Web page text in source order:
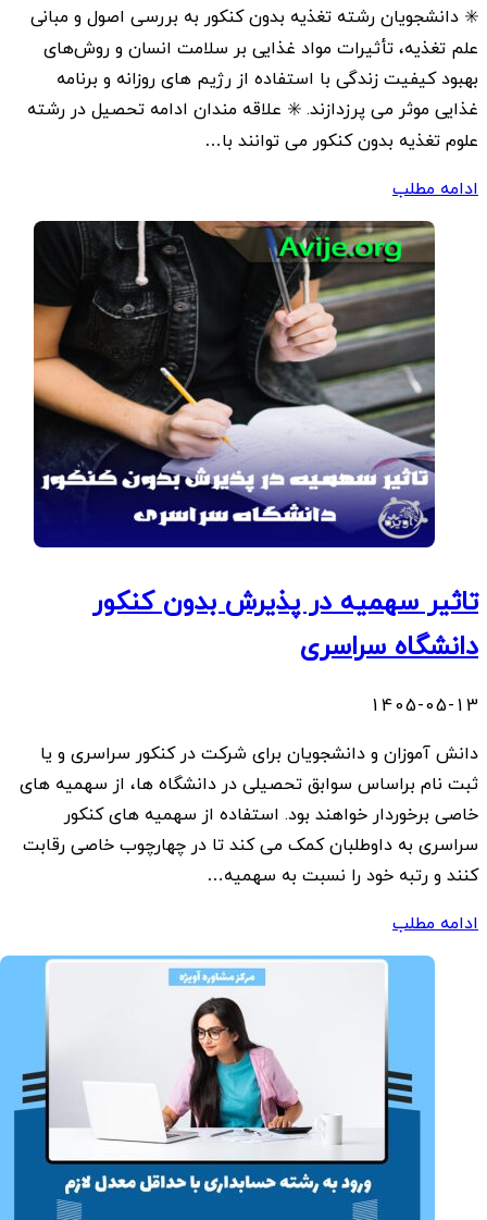
✳️ دانشجویان رشته تغذیه بدون کنکور به بررسی اصول و مبانی
علم تغذیه، تأثیرات مواد غذایی بر سلامت انسان و روش‌های
بهبود کیفیت زندگی با استفاده از رژیم های روزانه و برنامه
غذایی موثر می پرزدازند. ✳️ علاقه مندان ادامه تحصیل در رشته
علوم تغذیه بدون کنکور می توانند با…
ادامه مطلب
تاثیر سهمیه در پذیرش بدون کنکور
دانشگاه سراسری
1405-05-13
دانش آموزان و دانشجویان برای شرکت در کنکور سراسری و یا
ثبت نام براساس سوابق تحصیلی در دانشگاه ها، از سهمیه های
خاصی برخوردار خواهند بود. استفاده از سهمیه های کنکور
سراسری به داوطلبان کمک می کند تا در چهارچوب خاصی رقابت
کنند و رتبه خود را نسبت به سهمیه…
ادامه مطلب